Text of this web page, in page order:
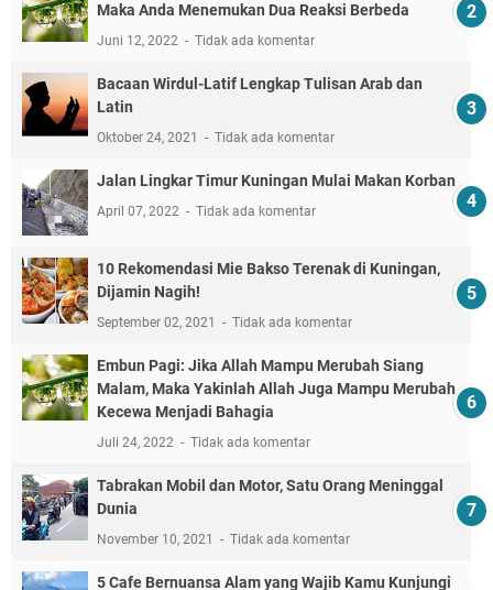
Maka Anda Menemukan Dua Reaksi Berbeda
Juni 12, 2022 Tidak ada komentar
Bacaan Wirdul-Latif Lengkap Tulisan Arab dan
Latin
Oktober 24, 2021 Tidak ada komentar
Jalan Lingkar Timur Kuningan Mulai Makan Korban
April 07, 2022 Tidak ada komentar
10 Rekomendasi Mie Bakso Terenak di Kuningan,
Dijamin Nagih!
September 02, 2021 Tidak ada komentar
Embun Pagi: Jika Allah Mampu Merubah Siang
Malam, Maka Yakinlah Allah Juga Mampu Merubah
Kecewa Menjadi Bahagia
Juli 24, 2022 Tidak ada komentar
Tabrakan Mobil dan Motor, Satu Orang Meninggal
Dunia
November 10, 2021 Tidak ada komentar
5 Cafe Bernuansa Alam yang Wajib Kamu Kunjungi